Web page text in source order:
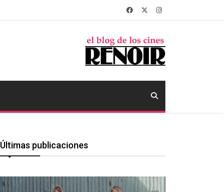
Últimas publicaciones